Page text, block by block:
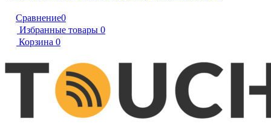
Сравнение0
Избранные товары 0
Корзина 0